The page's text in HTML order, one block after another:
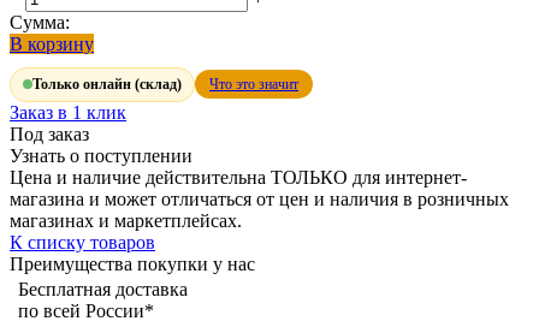
Сумма:
В корзину
Только онлайн (склад) Что это значит
Заказ в 1 клик
Под заказ
Узнать о поступлении
Цена и наличие действительна ТОЛЬКО для интернет-
магазина и может отличаться от цен и наличия в розничных
магазинах и маркетплейсах.
К списку товаров
Преимущества покупки у нас
Бесплатная доставка
по всей России*